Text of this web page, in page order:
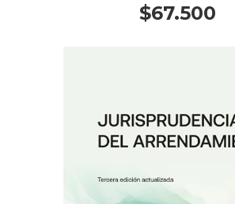
$67.500